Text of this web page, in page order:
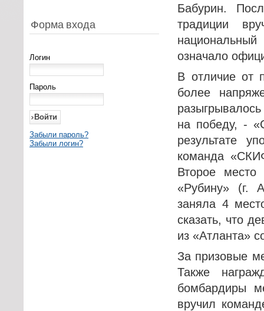
Форма входа
Логин
Пароль
Забыли пароль?
Забыли логин?
Бабурин.
традиции
означало
В отличие от
более
на победу, -
результате
команда
Второе
«Рубину» (г.
заняла 4
сказать, что
из «Атланта»
За призовые
Также
бомбардиры
вручил